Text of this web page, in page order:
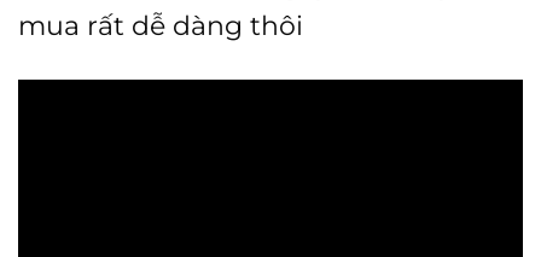
mua rất dễ dàng thôi